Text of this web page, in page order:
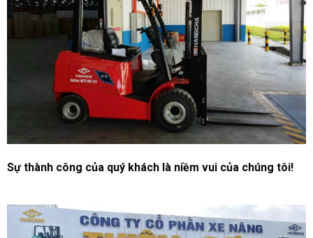
Sự thành công của quý khách là niềm vui của chúng tôi!